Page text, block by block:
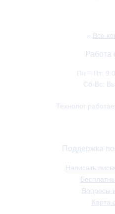
» Все
Работа
Пн – Пт:
Сб-Вс:
Технолог
Поддержка
Написать
Вопросы
Карта